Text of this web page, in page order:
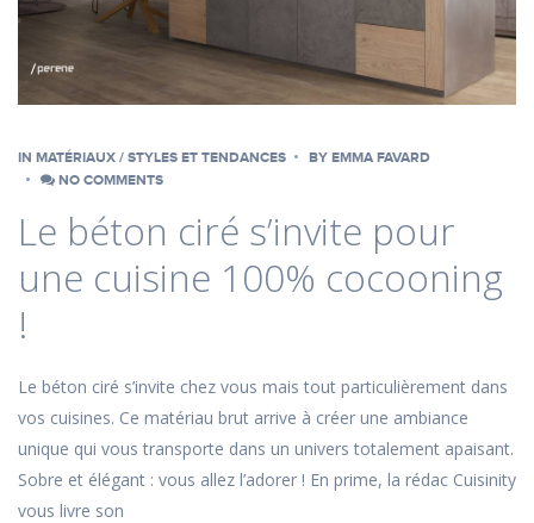
IN MATÉRIAUX / STYLES ET TENDANCES BY EMMA FAVARD
NO COMMENTS
Le béton ciré s’invite pour
une cuisine 100% cocooning
!
Le béton ciré s’invite chez vous mais tout particulièrement dans
vos cuisines. Ce matériau brut arrive à créer une ambiance
unique qui vous transporte dans un univers totalement apaisant.
Sobre et élégant : vous allez l’adorer ! En prime, la rédac Cuisinity
vous livre son